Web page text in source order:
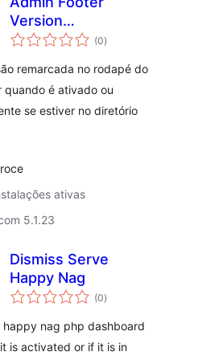
Version
(rebranded) (0total
de
)
remarcada no rodapé do
quando é ativado ou
se estiver no diretório
ativas
5.1.23
Dismiss Serve
Happy Nag
(0total
de
)
happy nag php dashboard
is activated or if it is in